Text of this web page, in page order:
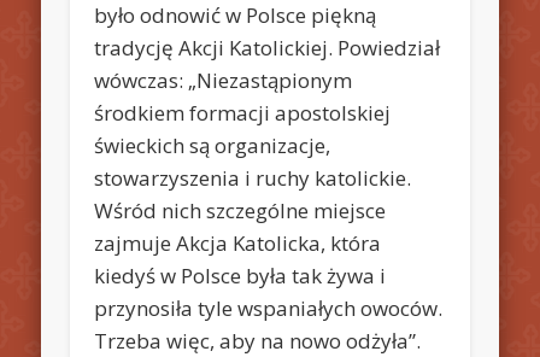
było odnowić w Polsce piękną
tradycję Akcji Katolickiej. Powiedział
wówczas: „Niezastąpionym
środkiem formacji apostolskiej
świeckich są organizacje,
stowarzyszenia i ruchy katolickie.
Wśród nich szczególne miejsce
zajmuje Akcja Katolicka, która
kiedyś w Polsce była tak żywa i
przynosiła tyle wspaniałych owoców.
Trzeba więc, aby na nowo odżyła”.